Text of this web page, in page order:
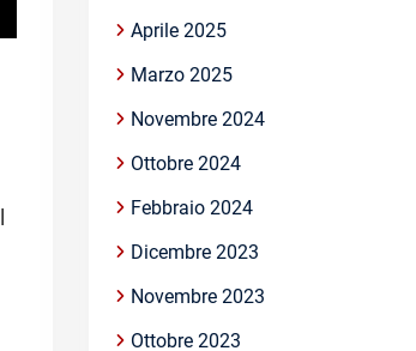
Aprile 2025
Marzo 2025
Novembre 2024
Ottobre 2024
Febbraio 2024
Dicembre 2023
Novembre 2023
Ottobre 2023